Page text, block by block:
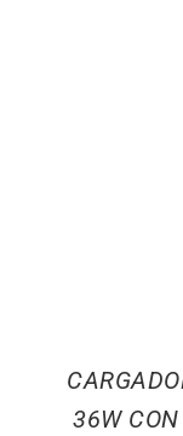
36W